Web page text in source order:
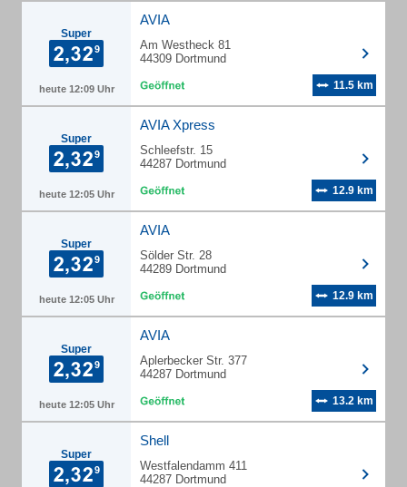
Super
heute 12:09 Uhr
AVIA
Am Westheck 81
44309 Dortmund
11.5 km
Super
heute 12:05 Uhr
AVIA Xpress
Schleefstr. 15
44287 Dortmund
12.9 km
Super
heute 12:05 Uhr
AVIA
Sölder Str. 28
44289 Dortmund
12.9 km
Super
heute 12:05 Uhr
AVIA
Aplerbecker Str. 377
44287 Dortmund
13.2 km
Super
Shell
Westfalendamm 411
44287 Dortmund